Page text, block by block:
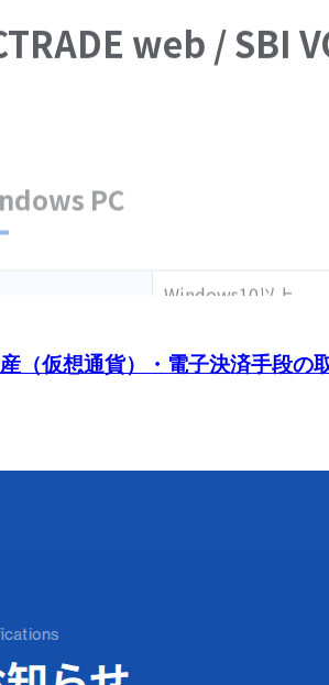
（仮想通貨）・電子決済手段の